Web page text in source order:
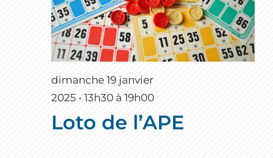
dimanche 19 janvier
2025 • 13h30 à 19h00
Loto de l’APE